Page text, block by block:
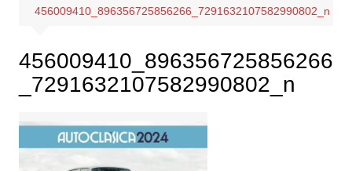
456009410_896356725856266_7291632107582990802_n
456009410_896356725856266
_7291632107582990802_n